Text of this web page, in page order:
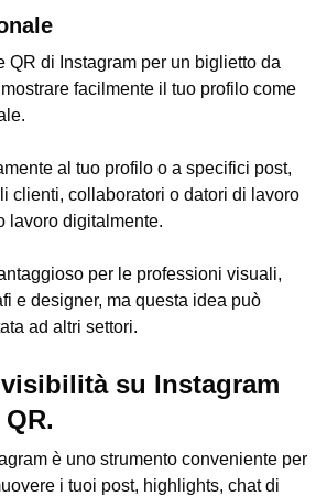
QR di Instagram per un biglietto da
facilmente il tuo profilo come
al tuo profilo o a specifici post,
clienti, collaboratori o datori di lavoro
lavoro digitalmente.
per le professioni visuali,
e designer, ma questa idea può
ad altri settori.
su Instagram
è uno strumento conveniente per
i tuoi post, highlights, chat di